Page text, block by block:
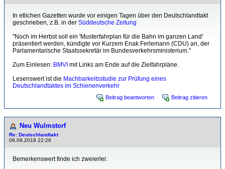
In etlichen Gazetten wurde vor einigen Tagen über den Deutschlandtakt
geschrieben, z.B. in der Süddeutsche Zeitung
"Noch im Herbst soll ein 'Musterfahrplan für die Bahn im ganzen Land'
präsentiert werden, kündigte vor Kurzem Enak Ferlemann (CDU) an, der
Parlamentarische Staatssekretär im Bundesverkehrsministerium."
Zum Einlesen: BMVI mit Links am Ende auf die Zielfahrpläne.
Lesenswert ist die Machbarkeitsstudie zur Prüfung eines
Deutschlandtaktes im Schienenverkehr
Beitrag beantworten Beitrag zitieren
Neu Wulmstorf
Re: Deutschlandtakt
08.09.2018 22:26
Bemerkenswert finde ich zweierlei: